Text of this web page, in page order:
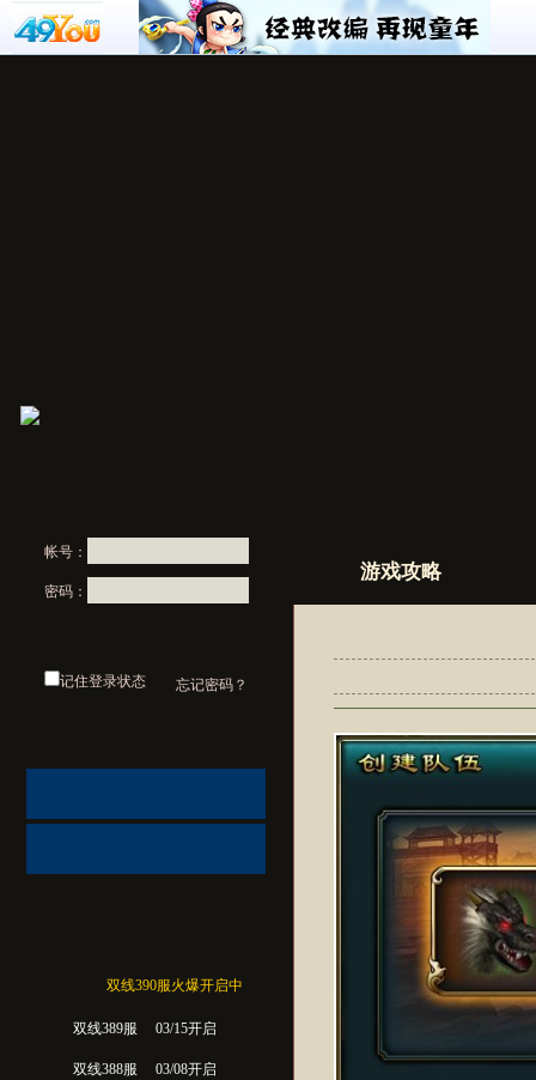
帐号：
密码：
记住登录状态 忘记密码？
双线390服火爆开启中
双线389服 03/15开启
双线388服 03/08开启
游戏攻略